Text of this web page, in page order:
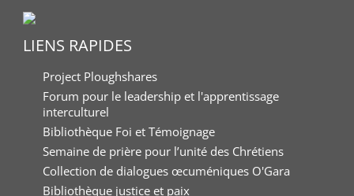
LIENS RAPIDES
Project Ploughshares
Forum pour le leadership et l'apprentissage
interculturel
Bibliothèque Foi et Témoignage
Semaine de prière pour l’unité des Chrétiens
Collection de dialogues œcuméniques O'Gara
Bibliothèque justice et paix